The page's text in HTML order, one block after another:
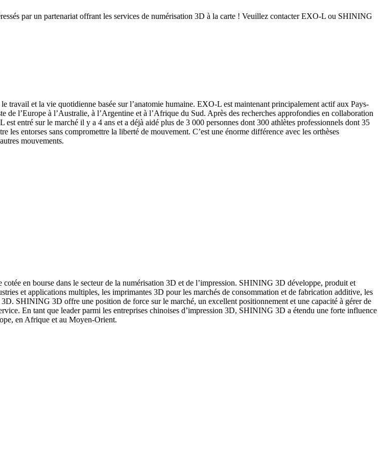
par un partenariat offrant les services de numérisation 3D à la carte ! Veuillez contacter EXO-L ou SHINING
et la vie quotidienne basée sur l’anatomie humaine. EXO-L est maintenant principalement actif aux Pays-
l’Europe à l’Australie, à l’Argentine et à l’Afrique du Sud. Après des recherches approfondies en collaboration
entré sur le marché il y a 4 ans et a déjà aidé plus de 3 000 personnes dont 300 athlètes professionnels dont 35
entorses sans compromettre la liberté de mouvement. C’est une énorme différence avec les orthèses
mouvements.
en bourse dans le secteur de la numérisation 3D et de l’impression. SHINING 3D développe, produit et
et applications multiples, les imprimantes 3D pour les marchés de consommation et de fabrication additive, les
SHINING 3D offre une position de force sur le marché, un excellent positionnement et une capacité à gérer de
En tant que leader parmi les entreprises chinoises d’impression 3D, SHINING 3D a étendu une forte influence
en Afrique et au Moyen-Orient.